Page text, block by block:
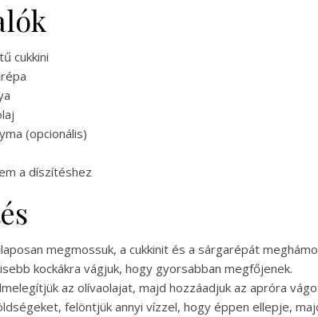
cukkini
(opcionális)
a díszítéshez
megmossuk, a cukkinit és a sárgarépát
kockákra vágjuk, hogy gyorsabban megfőjenek.
az olívaolajat, majd hozzáadjuk az apróra
felöntjük annyi vízzel, hogy éppen ellepje,